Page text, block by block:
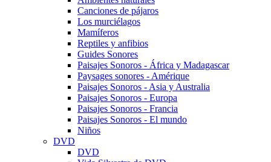
Canciones de pájaros
Los murciélagos
Mamíferos
Reptiles y anfibios
Guides Sonores
Paisajes Sonoros - África y Madagascar
Paysages sonores - Amérique
Paisajes Sonoros - Asia y Australia
Paisajes Sonoros - Europa
Paisajes Sonoros - Francia
Paisajes Sonoros - El mundo
Niños
DVD
DVD